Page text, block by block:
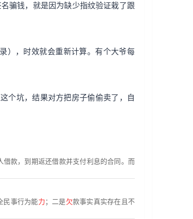
骗钱，就是因为缺少指纹验证栽了跟
），时效就会重新计算。有个大爷每
个坑，结果对方把房子偷偷卖了，自
借款，到期返还借款并支付利息的合同。而
民事行为能力；二是欠款事实真实存在且不